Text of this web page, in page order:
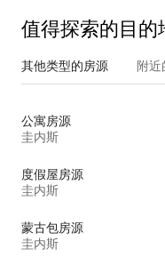
值得探索的目的
其他类型的房源 附
公寓房源
圭内斯
度假屋房源
圭内斯
蒙古包房源
圭内斯